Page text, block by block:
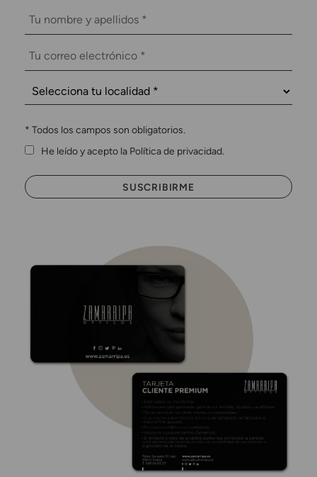
* Todos los campos son obligatorios.
He leído y acepto la Política de privacidad.